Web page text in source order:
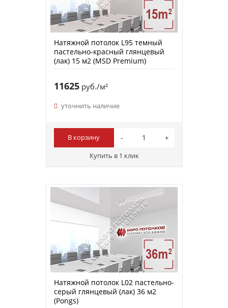
Натяжной потолок L95 темный
пастельно-красный глянцевый
(лак) 15 м2 (MSD Premium)
11625руб./м²
уточнить наличие
В корзину
Купить в 1 клик
Натяжной потолок L02 пастельно-
серый глянцевый (лак) 36 м2
(Pongs)